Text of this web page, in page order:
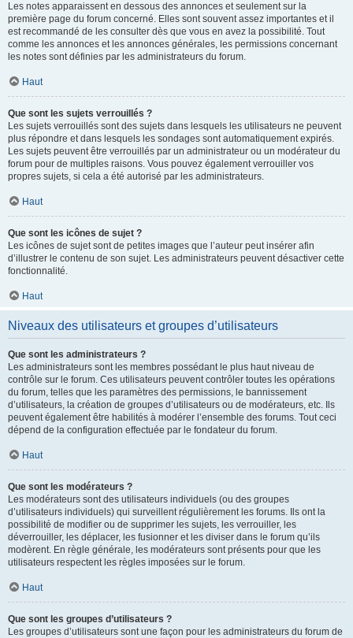
Les notes apparaissent en dessous des annonces et seulement sur la
première page du forum concerné. Elles sont souvent assez importantes et il
est recommandé de les consulter dès que vous en avez la possibilité. Tout
comme les annonces et les annonces générales, les permissions concernant
les notes sont définies par les administrateurs du forum.
Haut
Que sont les sujets verrouillés ?
Les sujets verrouillés sont des sujets dans lesquels les utilisateurs ne peuvent
plus répondre et dans lesquels les sondages sont automatiquement expirés.
Les sujets peuvent être verrouillés par un administrateur ou un modérateur du
forum pour de multiples raisons. Vous pouvez également verrouiller vos
propres sujets, si cela a été autorisé par les administrateurs.
Haut
Que sont les icônes de sujet ?
Les icônes de sujet sont de petites images que l’auteur peut insérer afin
d’illustrer le contenu de son sujet. Les administrateurs peuvent désactiver cette
fonctionnalité.
Haut
Niveaux des utilisateurs et groupes d’utilisateurs
Que sont les administrateurs ?
Les administrateurs sont les membres possédant le plus haut niveau de
contrôle sur le forum. Ces utilisateurs peuvent contrôler toutes les opérations
du forum, telles que les paramètres des permissions, le bannissement
d’utilisateurs, la création de groupes d’utilisateurs ou de modérateurs, etc. Ils
peuvent également être habilités à modérer l’ensemble des forums. Tout ceci
dépend de la configuration effectuée par le fondateur du forum.
Haut
Que sont les modérateurs ?
Les modérateurs sont des utilisateurs individuels (ou des groupes
d’utilisateurs individuels) qui surveillent régulièrement les forums. Ils ont la
possibilité de modifier ou de supprimer les sujets, les verrouiller, les
déverrouiller, les déplacer, les fusionner et les diviser dans le forum qu’ils
modèrent. En règle générale, les modérateurs sont présents pour que les
utilisateurs respectent les règles imposées sur le forum.
Haut
Que sont les groupes d’utilisateurs ?
Les groupes d’utilisateurs sont une façon pour les administrateurs du forum de